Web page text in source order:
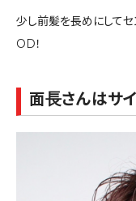
少し前髪を長めにしてセ
OD！
面長さんはサ